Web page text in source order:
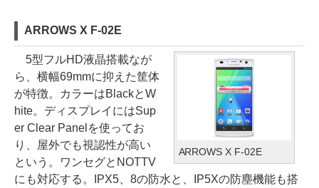
ARROWS X F-02E
ARROWS X F-02E
5型フルHD液晶搭載なが
ら、横幅69mmに抑えた筐体
が特徴。カラーはBlackとW
hite。ディスプレイにはSup
er Clear Panelを使ってお
り、屋外でも視認性が高い
という。ワンセグとNOTTV
にも対応する。IPX5、8の防水と、IP5Xの防塵機能も搭